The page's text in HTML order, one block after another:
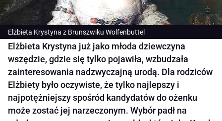
Elżbieta Krystyna z Brunszwiku Wolfenbuttel
Elżbieta Krystyna już jako młoda dziewczyna
wszędzie, gdzie się tylko pojawiła, wzbudzała
zainteresowania nadzwyczajną urodą. Dla rodziców
Elżbiety było oczywiste, że tylko najlepszy i
najpotężniejszy spośród kandydatów do ożenku
może zostać jej narzeczonym. Wybór padł na